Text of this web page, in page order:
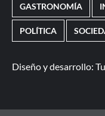
GASTRONOMÍA
POLÍTICA
Diseño y desarrollo: